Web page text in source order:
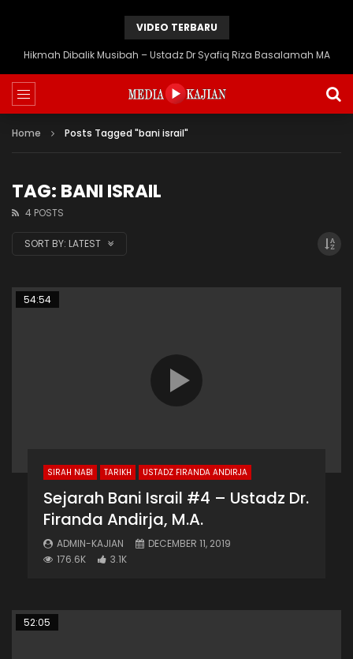
VIDEO TERBARU
Hikmah Dibalik Musibah – Ustadz Dr Syafiq Riza Basalamah MA
Home Posts Tagged "bani israil"
TAG: BANI ISRAIL
4 POSTS
SORT BY: LATEST
54:54
SIRAH NABI TARIKH USTADZ FIRANDA ANDIRJA
Sejarah Bani Israil #4 – Ustadz Dr.
Firanda Andirja, M.A.
ADMIN-KAJIAN
DECEMBER 11, 2019
176.6K
3.1K
52:05